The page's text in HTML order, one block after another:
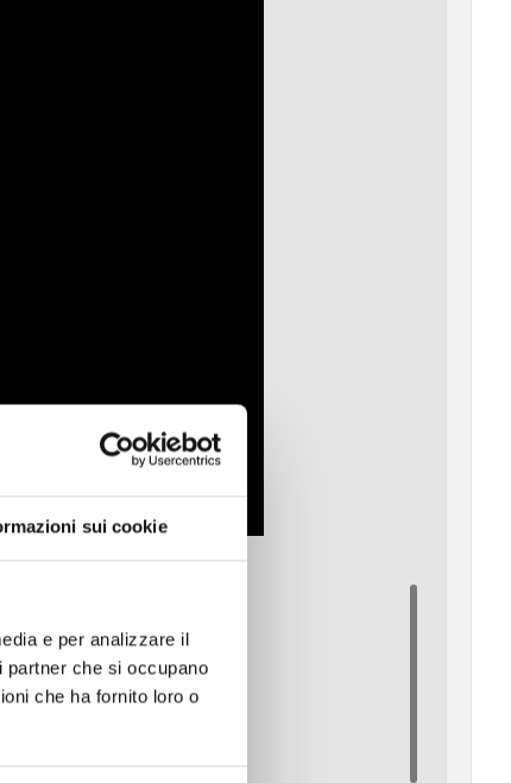
sui cookie
e per analizzare il
che si occupano
che ha fornito loro o